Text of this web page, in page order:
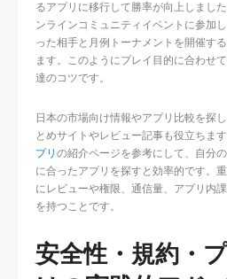
るアプリに移行して勝率が向上しまし
ンラインコミュニティイベントに参加
った相手と月例トーナメントを開催す
ます。このようにプレイ目的に合わせ
達のコツです。
日本の市場向け情報やアプリ比較を探
とめサイトやレビュー記事も役立ちます
プリ の紹介ページを参考にして、自分
に合ったアプリを探すと効率的です。
にレビューや権限、通信量、アプリ内
を持つことです。
安全性・規約・